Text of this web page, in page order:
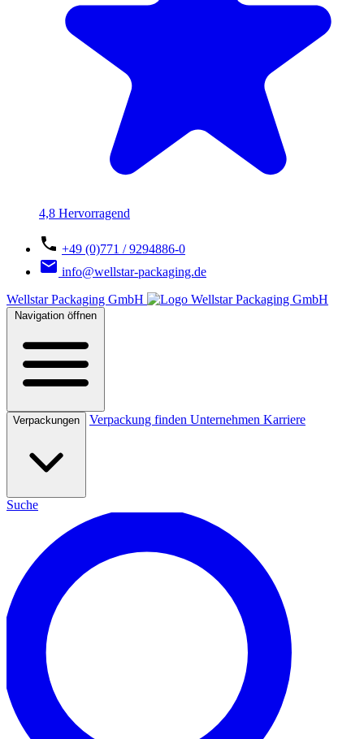
4,8 Hervorragend
+49 (0)771 / 9294886-0
info@wellstar-packaging.de
Wellstar Packaging GmbH
Navigation öffnen
Verpackungen Verpackung finden Unternehmen Karriere
Suche